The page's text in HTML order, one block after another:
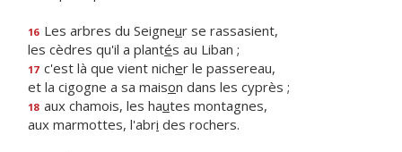
16 Les arbres du Seigneur se rassasient,
les cèdres qu'il a plantés au Liban ;
17 c'est là que vient nicher le passereau,
et la cigogne a sa maison dans les cyprès ;
18 aux chamois, les hautes montagnes,
aux marmottes, l'abri des rochers.